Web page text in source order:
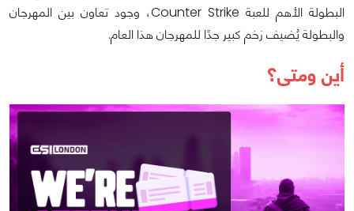
البطولة الأهم للعبة Counter Strike، وجود تعاون بين المهرجان
والبطولة يُضيف زخم كبير جدًا للمهرجان هذا العام.
أين ومتى؟